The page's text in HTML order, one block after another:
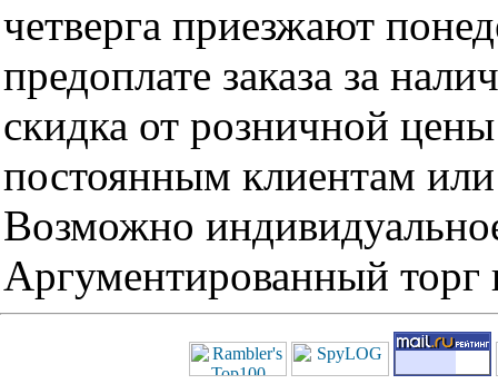
четверга приезжают
предоплате заказа за
скидка от розничной
постоянным клиентам
Возможно
Аргументированный торг